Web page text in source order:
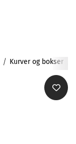
Kurver og bokser